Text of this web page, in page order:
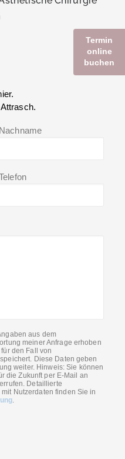
Nachname
aus dem
meiner Anfrage erhoben
den Fall von
Diese Daten geben
weiter. Hinweis: Sie können
die Zukunft per E-Mail an
Detaillierte
Nutzerdaten finden Sie in
.
Termin
online
buchen